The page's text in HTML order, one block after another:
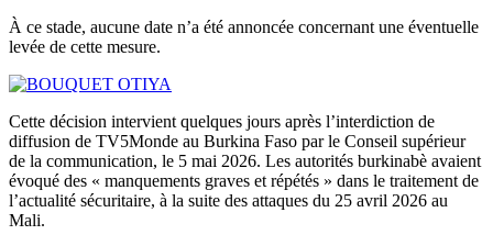
À ce stade, aucune date n’a été annoncée concernant une éventuelle
levée de cette mesure.
Cette décision intervient quelques jours après l’interdiction de
diffusion de TV5Monde au Burkina Faso par le Conseil supérieur
de la communication, le 5 mai 2026. Les autorités burkinabè avaient
évoqué des « manquements graves et répétés » dans le traitement de
l’actualité sécuritaire, à la suite des attaques du 25 avril 2026 au
Mali.